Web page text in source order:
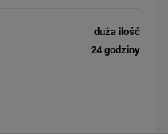
duża ilość
24 godziny